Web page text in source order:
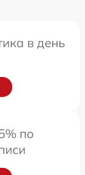
в день
по